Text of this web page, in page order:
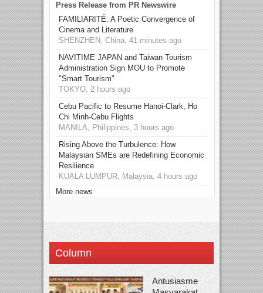
Press Release from PR Newswire
FAMILIARITÉ: A Poetic Convergence of
Cinema and Literature
SHENZHEN, China, 41 minutes ago
NAVITIME JAPAN and Taiwan Tourism
Administration Sign MOU to Promote
"Smart Tourism"
TOKYO, 2 hours ago
Cebu Pacific to Resume Hanoi-Clark, Ho
Chi Minh-Cebu Flights
MANILA, Philippines, 3 hours ago
Rising Above the Turbulence: How
Malaysian SMEs are Redefining Economic
Resilience
KUALA LUMPUR, Malaysia, 4 hours ago
More news
Column
Antusiasme